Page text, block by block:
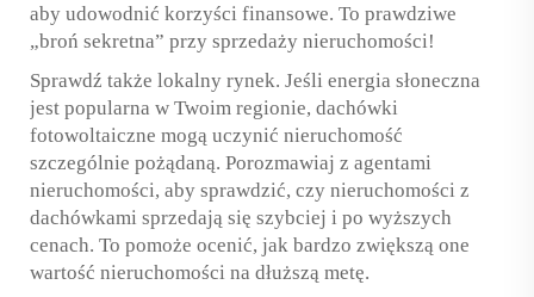
aby udowodnić korzyści finansowe. To prawdziwe
„broń sekretna” przy sprzedaży nieruchomości!
Sprawdź także lokalny rynek. Jeśli energia słoneczna
jest popularna w Twoim regionie, dachówki
fotowoltaiczne mogą uczynić nieruchomość
szczególnie pożądaną. Porozmawiaj z agentami
nieruchomości, aby sprawdzić, czy nieruchomości z
dachówkami sprzedają się szybciej i po wyższych
cenach. To pomoże ocenić, jak bardzo zwiększą one
wartość nieruchomości na dłuższą metę.